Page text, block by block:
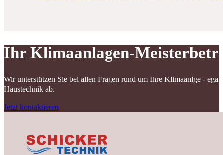
Ihr Klimaanlagen-
Wir unterstützen Sie bei allen Fragen rund um Ihre Klimaanlge -
Haustechnik ab.
Jetzt kontaktieren